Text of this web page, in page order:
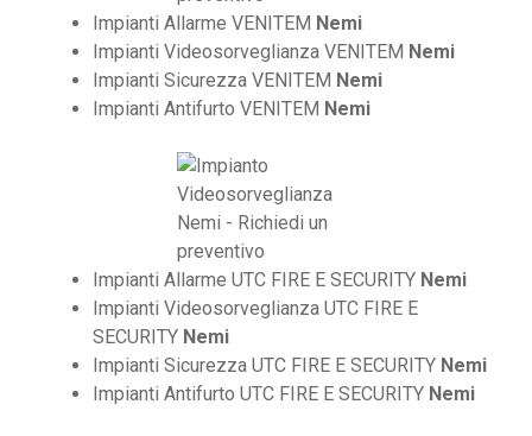
Impianti Allarme VENITEM Nemi
Impianti Videosorveglianza VENITEM Nemi
Impianti Sicurezza VENITEM Nemi
Impianti Antifurto VENITEM Nemi
Impianti Allarme UTC FIRE E SECURITY Nemi
Impianti Videosorveglianza UTC FIRE E
SECURITY Nemi
Impianti Sicurezza UTC FIRE E SECURITY Nemi
Impianti Antifurto UTC FIRE E SECURITY Nemi